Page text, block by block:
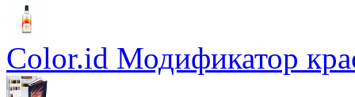
Color.id Модификатор